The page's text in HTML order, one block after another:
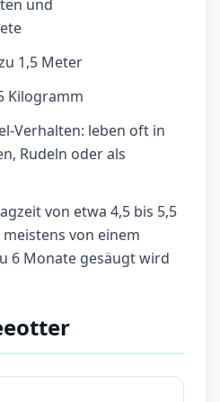
und
1,5 Meter
Kilogramm
Verhalten: leben oft in
Rudeln oder als
von etwa 4,5 bis 5,5
von einem
6 Monate gesäugt wird